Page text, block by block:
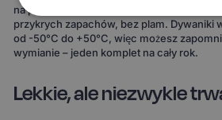
na powierzchni i łatwo się usuwa. Bez
przykrych zapachów, bez plam. Dywaniki
od -50°C do +50°C, więc możesz
wymianie – jeden komplet na cały rok.
Lekkie, ale niezwykle